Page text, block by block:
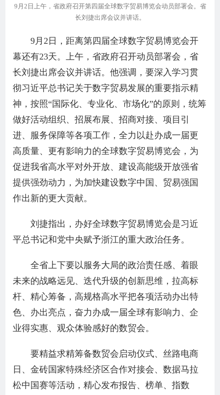
9月2日上午，省政府召开第四届全球数字贸易博览会动员部署会。省
长刘捷出席会议并讲话。
9月2日，距离第四届全球数字贸易博览会开
幕还有23天。上午，省政府召开动员部署会，省
长刘捷出席会议并讲话。他强调，要深入学习贯
彻习近平总书记关于数字贸易发展的重要指示精
神，按照“国际化、专业化、市场化”的原则，统筹
做好活动组织、招展布展、招商对接、项目引
进、服务保障等各项工作，全力以赴办成一届更
高质量、更有影响力的全球数字贸易博览会，为
促进我省高水平对外开放、建设高能级开放强省
提供强劲动力，为加快建设数字中国、贸易强国
作出新的更大贡献。
刘捷指出，办好全球数字贸易博览会是习近
平总书记和党中央赋予浙江的重大政治任务。
全省上下要以服务大局的政治责任感、着眼
未来的战略远见、迭代升级的创新思维，拉高标
杆、精心筹备，高规格高水平把各项活动办出特
色、办出亮点，奋力办成一届全球有影响力、企
业得实惠、观众体验感好的数贸会。
要精益求精筹备数贸会启动仪式、丝路电商
日、金砖国家特殊经济区合作对接会、数据马拉
松中国赛等活动，精心发布报告、榜单、指数